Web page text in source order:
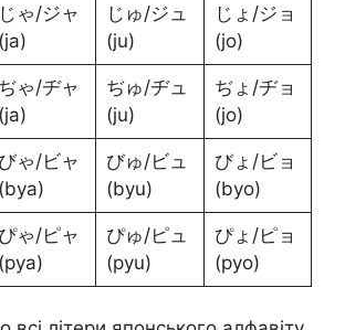
じゃ/ジャ
(ja)
じゅ/ジュ
(ju)
じょ/ジョ
(jo)
ぢゃ/ヂャ
(ja)
ぢゅ/ヂュ
(ju)
ぢょ/ヂョ
(jo)
びゃ/ビャ
(bya)
びゅ/ビュ
(byu)
びょ/ビョ
(byo)
ぴゃ/ピャ
(pya)
ぴゅ/ピュ
(pyu)
ぴょ/ピョ
(pyo)